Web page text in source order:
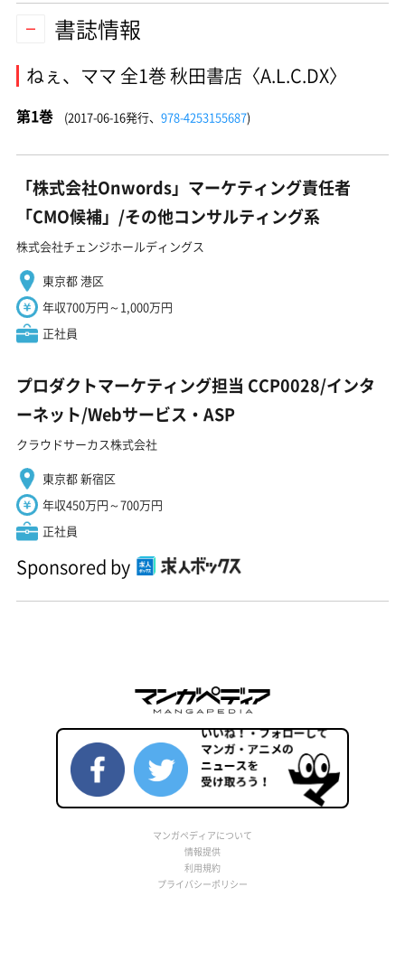
書誌情報
ねぇ、ママ 全1巻 秋田書店〈A.L.C.DX〉
第1巻 (2017-06-16発行、 978-4253155687)
「株式会社Onwords」マーケティング責任者
「CMO候補」/その他コンサルティング系
株式会社チェンジホールディングス
東京都 港区
年収700万円～1,000万円
正社員
プロダクトマーケティング担当 CCP0028/インタ
ーネット/Webサービス・ASP
クラウドサーカス株式会社
東京都 新宿区
年収450万円～700万円
正社員
Sponsored by
マンガペディアについて
情報提供
利用規約
プライバシーポリシー